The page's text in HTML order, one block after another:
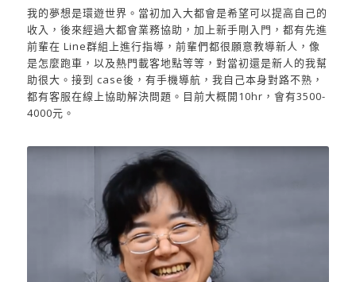
我的夢想是環遊世界。當初加入大都會是希望可以提高自己的
收入，後來經過大都會業務協助，加上新手剛入門，都有先進
前輩在 Line群組上進行指導，前輩們都很願意教導新人，像
是怎麼跑車，以及熱門載客地點等等，對當初還是新人的我幫
助很大。接到 case後，有手機導航，我自己本身對路不熟，
都有客服在線上協助解決問題。目前大概開10hr，會有3500-
4000元。